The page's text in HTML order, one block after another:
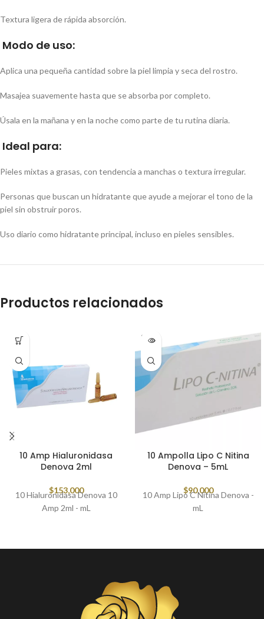
Textura ligera de rápida absorción.
Modo de uso:
Aplica una pequeña cantidad sobre la piel limpia y seca del rostro.
Masajea suavemente hasta que se absorba por completo.
Úsala en la mañana y en la noche como parte de tu rutina diaria.
Ideal para:
Pieles mixtas a grasas, con tendencia a manchas o textura irregular.
Personas que buscan un hidratante que ayude a mejorar el tono de la
piel sin obstruir poros.
Uso diario como hidratante principal, incluso en pieles sensibles.
Productos relacionados
10 Amp Hialuronidasa
Denova 2ml
$153,000
10 Hialuronidasa Denova 10
Amp 2ml - mL
SOLD
OUT
10 Ampolla Lipo C Nitina
Denova – 5mL
$90,000
10 Amp Lipo C Nitina Denova -
mL